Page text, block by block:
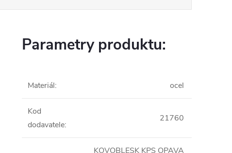
Parametry produktu:
Materiál: ocel
Kod
dodavatele:
21760
KOVOBLESK KPS OPAVA